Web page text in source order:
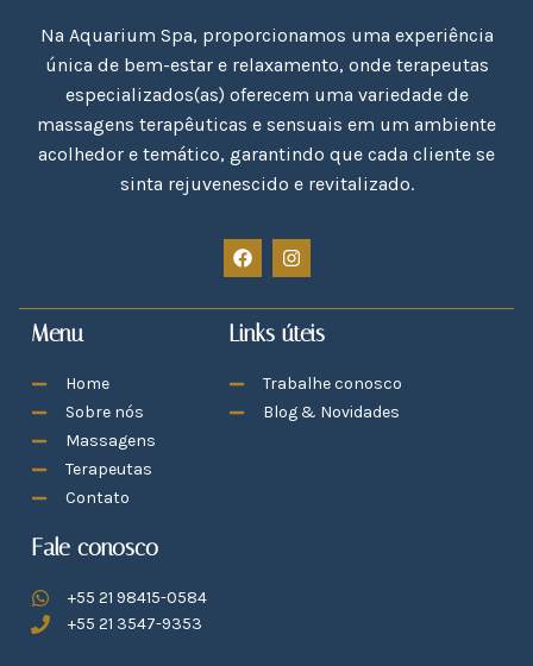
Na Aquarium Spa, proporcionamos uma experiência
única de bem-estar e relaxamento, onde terapeutas
especializados(as) oferecem uma variedade de
massagens terapêuticas e sensuais em um ambiente
acolhedor e temático, garantindo que cada cliente se
sinta rejuvenescido e revitalizado.
Menu
Home
Sobre nós
Massagens
Terapeutas
Contato
Links úteis
Trabalhe conosco
Blog & Novidades
Fale conosco
+55 21 98415-0584
+55 21 3547-9353